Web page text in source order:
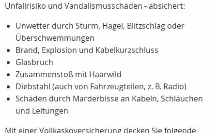
Unfallrisiko und Vandalismusschäden - absichert:
Unwetter durch Sturm, Hagel, Blitzschlag oder
Überschwemmungen
Brand, Explosion und Kabelkurzschluss
Glasbruch
Zusammenstoß mit Haarwild
Diebstahl (auch von Fahrzeugteilen, z. B. Radio)
Schäden durch Marderbisse an Kabeln, Schläuchen
und Leitungen
Mit einer Vollkaskoversicherung decken Sie folgende